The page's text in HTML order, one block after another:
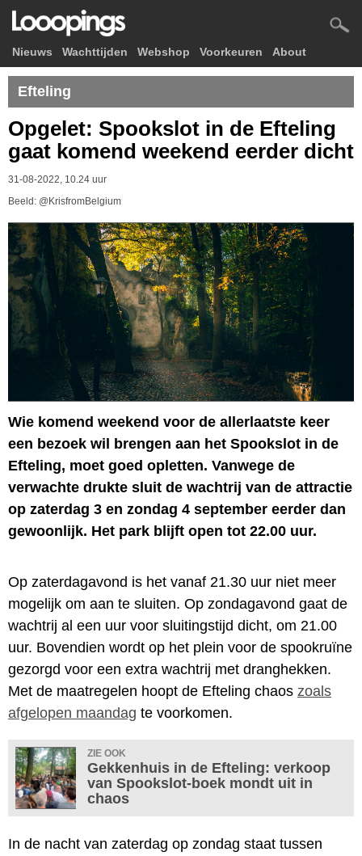
Nieuws Wachttijden Webshop Voorkeuren About
Efteling
Opgelet: Spookslot in de Efteling
gaat komend weekend eerder dicht
31-08-2022, 10.24 uur
Beeld: @KrisfromBelgium
Wie komend weekend voor de allerlaatste keer
een bezoek wil brengen aan het Spookslot in de
Efteling, moet goed opletten. Vanwege de
verwachte drukte sluit de wachtrij van de attractie
op zaterdag 3 en zondag 4 september eerder dan
gewoonlijk. Het park blijft open tot 22.00 uur.
Op zaterdagavond is het vanaf 21.30 uur niet meer
mogelijk om aan te sluiten. Op zondagavond gaat de
wachtrij al een uur voor sluitingstijd dicht, om 21.00
uur. Bovendien wordt op het plein voor de spookruïne
gezorgd voor een extra wachtrij met dranghekken.
Met de maatregelen hoopt de Efteling chaos zoals
afgelopen maandag te voorkomen.
ZIE OOK
Gekkenhuis in de Efteling: verkoop
van Spookslot-boek mondt uit in
chaos
In de nacht van zaterdag op zondag staat tussen